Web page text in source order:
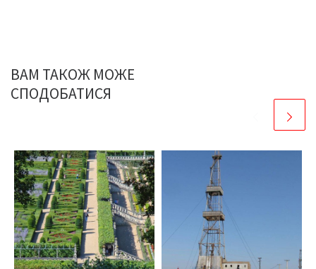
ВАМ ТАКОЖ МОЖЕ
СПОДОБАТИСЯ